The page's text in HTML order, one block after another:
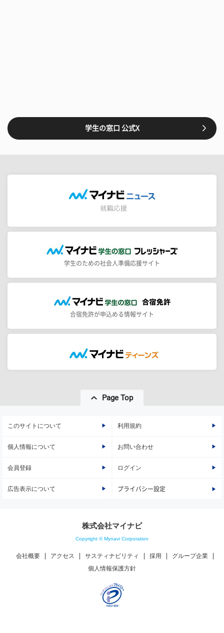
学生の窓口 公式X
学生のための社会人準備応援サイト
合宿免許が申込める情報サイト
Page Top
このサイトについて 利用規約
個人情報について お問い合わせ
会員登録 ログイン
広告表示について プライバシー設定
株式会社マイナビ
Copyright © Mynavi Corporation
会社概要 アクセス サスティナビリティ 採用
グループ企業
個人情報保護方針